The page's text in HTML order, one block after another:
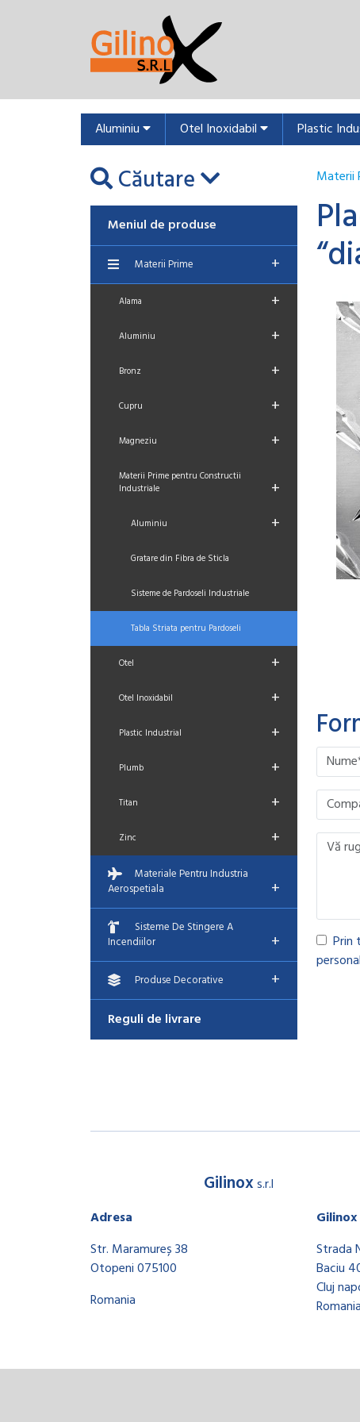
Aluminiu Otel Inoxidabil Plastic
Căutare
Meniul de produse
Materii Prime +
Alama +
Aluminiu +
Bronz +
Cupru +
Magneziu +
Materii Prime pentru Constructii
Industriale
+
Aluminiu +
Gratare din Fibra de Sticla
Sisteme de Pardoseli Industriale
Tabla Striata pentru Pardoseli
Otel +
Otel Inoxidabil +
Plastic Industrial +
Plumb +
Titan +
Zinc +
Materiale Pentru Industria
Aerospetiala
+
Sisteme De Stingere A
Incendiilor
+
Produse Decorative +
Reguli de livrare
Materii
Please
Please
Please
Please
Prin
Gilinoxs.r.l
Adresa
Str. Maramureș 38
Otopeni 075100
Romania
Strada
Baciu
Cluj
Romania